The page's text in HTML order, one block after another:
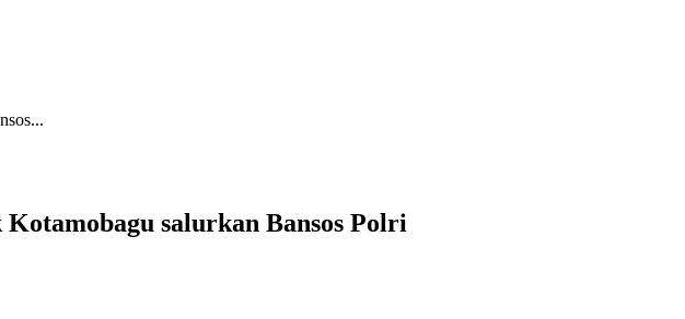
salurkan Bansos Polri